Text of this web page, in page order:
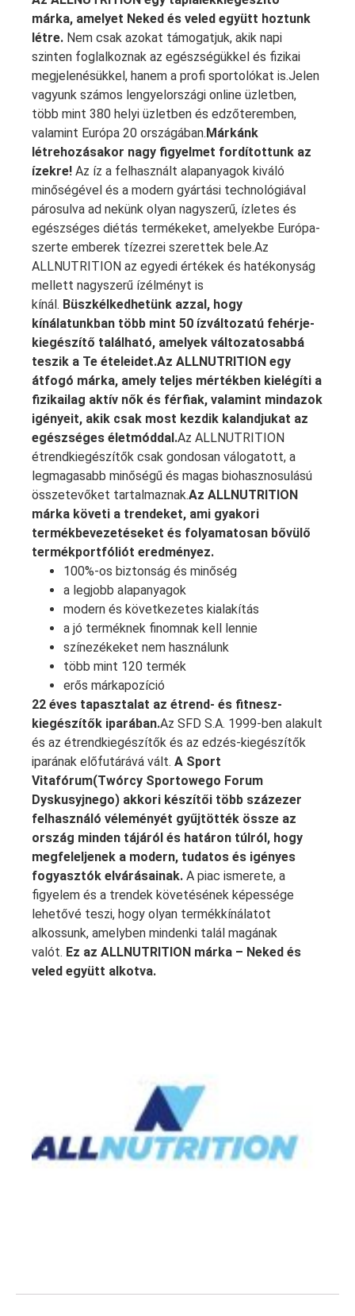
márka, amelyet Neked és veled együtt hoztunk
létre. Nem csak azokat támogatjuk, akik napi
szinten foglalkoznak az egészségükkel és fizikai
megjelenésükkel, hanem a profi sportolókat is.Jelen
vagyunk számos lengyelországi online üzletben,
több mint 380 helyi üzletben és edzőteremben,
valamint Európa 20 országában.Márkánk
létrehozásakor nagy figyelmet fordítottunk az
ízekre! Az íz a felhasznált alapanyagok kiváló
minőségével és a modern gyártási technológiával
párosulva ad nekünk olyan nagyszerű, ízletes és
egészséges diétás termékeket, amelyekbe Európa-
szerte emberek tízezrei szerettek bele.Az
ALLNUTRITION az egyedi értékek és hatékonyság
mellett nagyszerű ízélményt is
kínál. Büszkélkedhetünk azzal, hogy
kínálatunkban több mint 50 ízváltozatú fehérje-
kiegészítő található, amelyek változatosabbá
teszik a Te ételeidet.Az ALLNUTRITION egy
átfogó márka, amely teljes mértékben kielégíti a
fizikailag aktív nők és férfiak, valamint mindazok
igényeit, akik csak most kezdik kalandjukat az
egészséges életmóddal.Az ALLNUTRITION
étrendkiegészítők csak gondosan válogatott, a
legmagasabb minőségű és magas biohasznosulású
összetevőket tartalmaznak.Az ALLNUTRITION
márka követi a trendeket, ami gyakori
termékbevezetéseket és folyamatosan bővülő
termékportfóliót eredményez.
100%-os biztonság és minőség
a legjobb alapanyagok
modern és következetes kialakítás
a jó terméknek finomnak kell lennie
színezékeket nem használunk
több mint 120 termék
erős márkapozíció
22 éves tapasztalat az étrend- és fitnesz-
kiegészítők iparában.Az SFD S.A. 1999-ben alakult
és az étrendkiegészítők és az edzés-kiegészítők
iparának előfutárává vált. A Sport
Vitafórum(Twórcy Sportowego Forum
Dyskusyjnego) akkori készítői több százezer
felhasználó véleményét gyűjtötték össze az
ország minden tájáról és határon túlról, hogy
megfeleljenek a modern, tudatos és igényes
fogyasztók elvárásainak. A piac ismerete, a
figyelem és a trendek követésének képessége
lehetővé teszi, hogy olyan termékkínálatot
alkossunk, amelyben mindenki talál magának
valót. Ez az ALLNUTRITION márka – Neked és
veled együtt alkotva.